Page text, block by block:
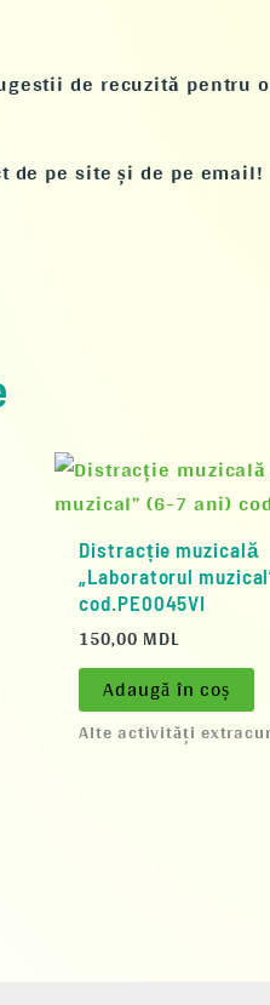
de recuzită pentru
de pe site și de pe email!
Distracție muzicală
„Laboratorul
cod.PE0045VI
150,00 MDL
Adaugă în coș
Alte activități